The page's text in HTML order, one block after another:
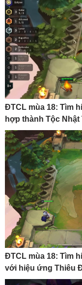
ĐTCL mùa 18: Tìm
hợp thành Tộc
ĐTCL mùa 18: Tìm
với hiệu ứng Thiêu